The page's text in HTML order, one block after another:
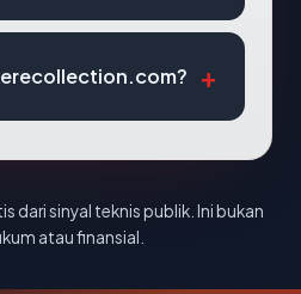
dari sinyal teknis publik. Ini bukan
atau finansial.